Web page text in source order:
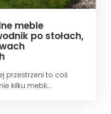
meble
po stołach,
przestrzeni to coś
kilku mebli...